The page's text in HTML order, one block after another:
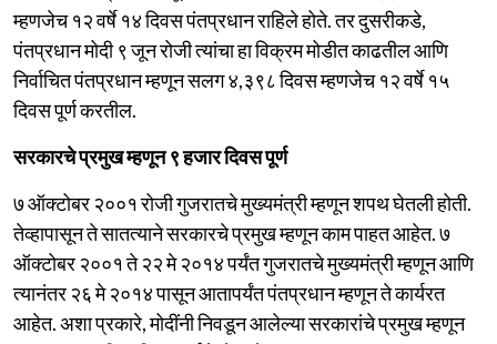
म्हणजेच १२ वर्षे १४ दिवस पंतप्रधान राहिले होते. तर दुसरीकडे,
पंतप्रधान मोदी ९ जून रोजी त्यांचा हा विक्रम मोडीत काढतील आणि
निर्वाचित पंतप्रधान म्हणून सलग ४,३९८ दिवस म्हणजेच १२ वर्षे १५
दिवस पूर्ण करतील.
सरकारचे प्रमुख म्हणून ९ हजार दिवस पूर्ण
७ ऑक्टोबर २००१ रोजी गुजरातचे मुख्यमंत्री म्हणून शपथ घेतली होती.
तेव्हापासून ते सातत्याने सरकारचे प्रमुख म्हणून काम पाहत आहेत. ७
ऑक्टोबर २००१ ते २२ मे २०१४ पर्यंत गुजरातचे मुख्यमंत्री म्हणून आणि
त्यानंतर २६ मे २०१४ पासून आतापर्यंत पंतप्रधान म्हणून ते कार्यरत
आहेत. अशा प्रकारे, मोदींनी निवडून आलेल्या सरकारांचे प्रमुख म्हणून